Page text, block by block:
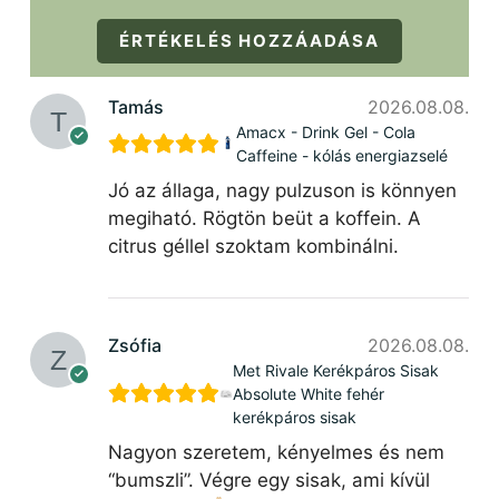
ÉRTÉKELÉS HOZZÁADÁSA
Tamás 2026.08.08.
Amacx - Drink Gel - Cola
Caffeine - kólás energiazselé
Jó az állaga, nagy pulzuson is könnyen
megiható. Rögtön beüt a koffein. A
citrus géllel szoktam kombinálni.
Zsófia 2026.08.08.
Met Rivale Kerékpáros Sisak
Absolute White fehér
kerékpáros sisak
Nagyon szeretem, kényelmes és nem
“bumszli”. Végre egy sisak, ami kívül